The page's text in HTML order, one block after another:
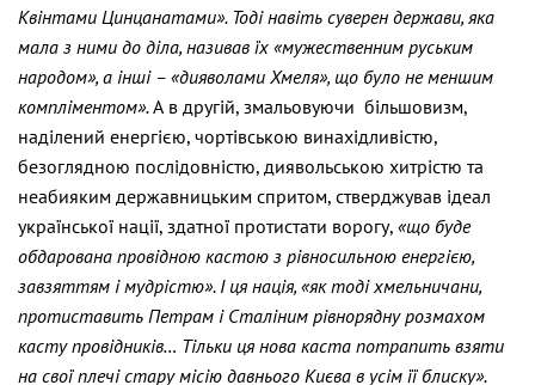
Квінтами Цинцанатами». Тоді навіть суверен держави, яка
мала з ними до діла, називав їх «мужественним руським
народом», а інші – «дияволами Хмеля», що було не меншим
компліментом».А в другій, змальовуючи більшовизм,
наділений енергією, чортівською винахідливістю,
безоглядною послідовністю, диявольською хитрістю та
неабияким державницьким спритом, стверджував ідеал
української нації, здатної протистати ворогу, «що буде
обдарована провідною кастою з рівносильною енергією,
завзяттям і мудрістю». І ця нація, «як тоді хмельничани,
протиставить Петрам і Сталіним рівнорядну розмахом
касту провідників… Тільки ця нова каста потрапить взяти
на свої плечі стару місію давнього Києва в усім її блиску».